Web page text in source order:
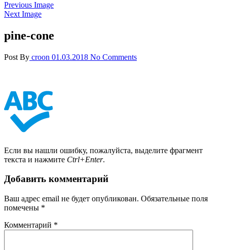
Previous Image
Next Image
pine-cone
Post By croon 01.03.2018 No Comments
Если вы нашли ошибку, пожалуйста, выделите фрагмент
текста и нажмите Ctrl+Enter.
Добавить комментарий
Ваш адрес email не будет опубликован. Обязательные поля
помечены *
Комментарий *